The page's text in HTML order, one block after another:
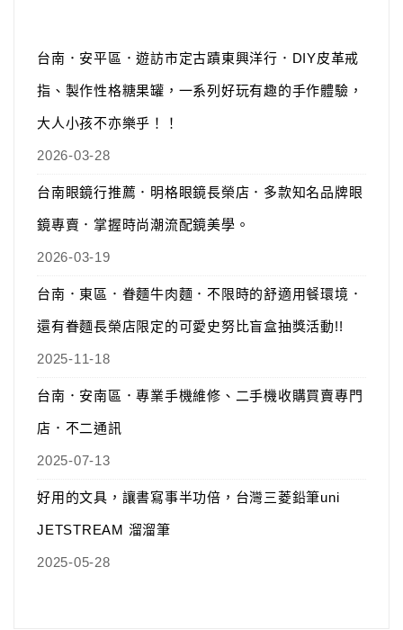
台南．安平區．遊訪市定古蹟東興洋行．DIY皮革戒
指、製作性格糖果罐，一系列好玩有趣的手作體驗，
大人小孩不亦樂乎！！
2026-03-28
台南眼鏡行推薦．明格眼鏡長榮店．多款知名品牌眼
鏡專賣．掌握時尚潮流配鏡美學。
2026-03-19
台南．東區．眷麵牛肉麵．不限時的舒適用餐環境．
還有眷麵長榮店限定的可愛史努比盲盒抽獎活動!!
2025-11-18
台南．安南區．專業手機維修、二手機收購買賣專門
店．不二通訊
2025-07-13
好用的文具，讓書寫事半功倍，台灣三菱鉛筆uni
JETSTREAM 溜溜筆
2025-05-28